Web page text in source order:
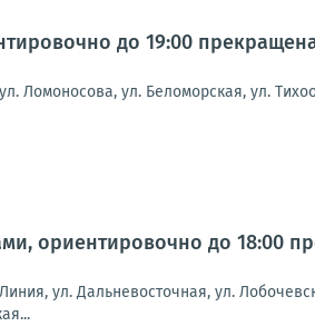
до 19:00
Ломоносова, ул. Беломорская, ул.
ориентировочно до 18:00
ул. Дальневосточная, ул.